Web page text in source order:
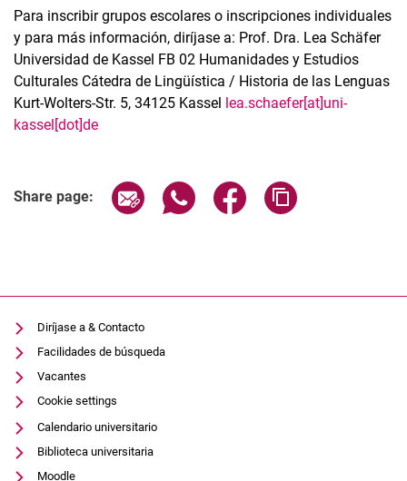
Para inscribir grupos escolares o inscripciones individuales
y para más información, diríjase a: Prof. Dra. Lea Schäfer
Universidad de Kassel FB 02 Humanidades y Estudios
Culturales Cátedra de Lingüística / Historia de las Lenguas
Kurt-Wolters-Str. 5, 34125 Kassel lea.schaefer[at]uni-
kassel[dot]de
Share page: Share page via email
Share page via WhatsApp
Share page via
Diríjase a & Contacto
Facilidades de búsqueda
Vacantes
Cookie settings
Calendario universitario
Biblioteca universitaria
Moodle